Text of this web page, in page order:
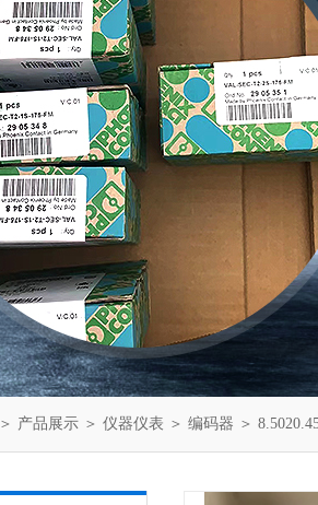
＞ 产品展示 ＞ 仪器仪表 ＞ 编码器 ＞